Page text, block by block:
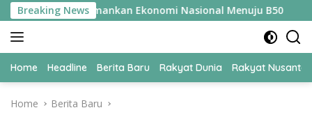
Skip
to
content
Breaking News
Jadi Kunci Amankan Ekonomi Nasional Menuju B50
Home Headline Berita Baru Rakyat Dunia Rakyat
Home Berita Baru